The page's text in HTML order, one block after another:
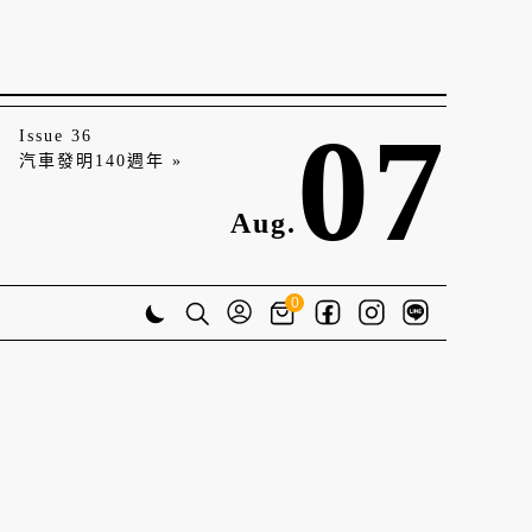
Issue 36
汽車發明140週年 »
Aug. 07
0